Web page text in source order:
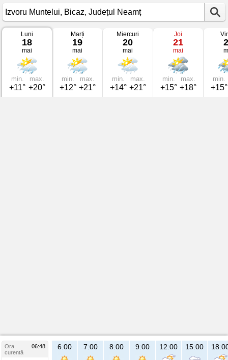
Vremea
Izvoru
Muntelui
pe
mai
2026
Bicaz,
Luni
18
mai
min.
+11°
max.
+20°
Marți
19
mai
min.
+12°
max.
+21°
Miercuri
20
mai
min.
+14°
max.
+21°
Joi
21
mai
min.
+15°
max.
+18°
min.
+15°
Ora
06:48
curentă
6:00 7:00 8:00 9:00 12:00 15:00